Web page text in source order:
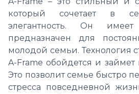
который сочетает в
элегантность. Он
предназначен для
молодой семьи. Технология
A-Frame обойдется и займет
Это позволит семье быстро
стресса повседневной